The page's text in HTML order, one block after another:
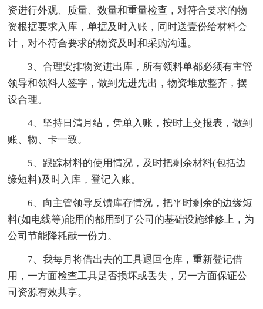
资进行外观、质量、数量和重量检查，对符合要求的物
资根据要求入库，单据及时入账，同时送壹份给材料会
计，对不符合要求的物资及时和采购沟通。
3、合理安排物资进出库，所有领料单都必须有主管
领导和领料人签字，做到先进先出，物资堆放整齐，摆
设合理。
4、坚持日清月结，凭单入账，按时上交报表，做到
账、物、卡一致。
5、跟踪材料的使用情况，及时把剩余材料(包括边
缘短料)及时入库，登记入账。
6、向主管领导反馈库存情况，把平时剩余的边缘短
料(如电线等)能用的都用到了公司的基础设施维修上，为
公司节能降耗献一份力。
7、我每月将借出去的工具退回仓库，重新登记借
用，一方面检查工具是否损坏或丢失，另一方面保证公
司资源有效共享。